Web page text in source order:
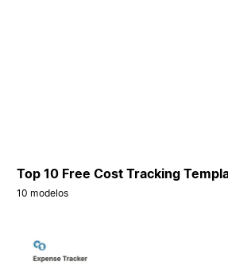
Top 10 Free Cost Tracking
10 modelos